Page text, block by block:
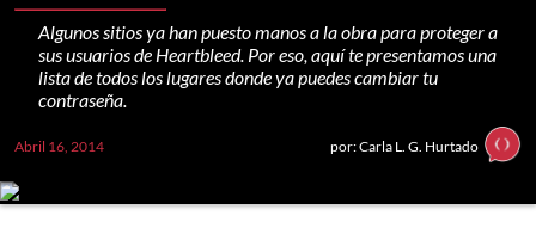
Algunos sitios ya han puesto manos a la obra para proteger a
sus usuarios de Heartbleed. Por eso, aquí te presentamos una
lista de todos los lugares donde ya puedes cambiar tu
contraseña.
Abril 16, 2014 por: Carla L. G. Hurtado